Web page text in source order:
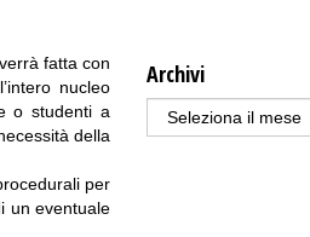
fatta con
nucleo
o studenti a
della
per
un eventuale
Archivi
Archivi